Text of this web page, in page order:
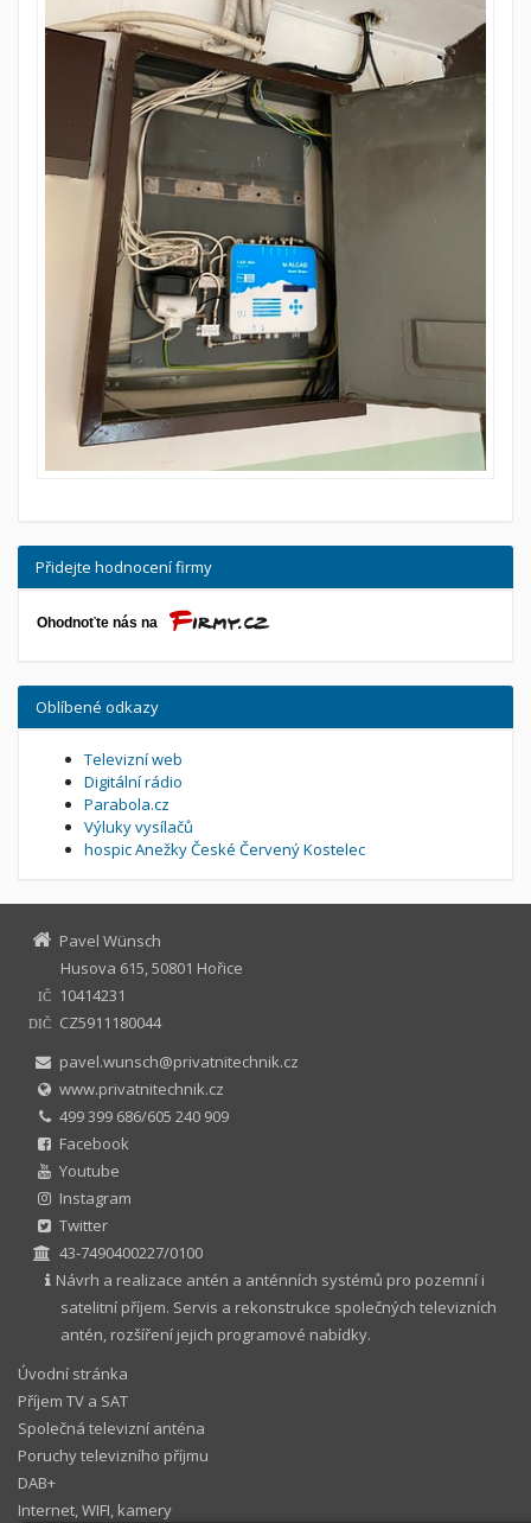
Přidejte hodnocení firmy
Oblíbené odkazy
Televizní web
Digitální rádio
Parabola.cz
Výluky vysílačů
hospic Anežky České Červený Kostelec
Pavel Wünsch
Husova 615, 50801 Hořice
IČ 10414231
DIČ
CZ5911180044
pavel.wunsch@privatnitechnik.cz
www.privatnitechnik.cz
499 399 686/605 240 909
Facebook
Youtube
Instagram
Twitter
43-7490400227/0100
Návrh a realizace antén a anténních systémů pro pozemní i
satelitní příjem. Servis a rekonstrukce společných televizních
antén, rozšíření jejich programové nabídky.
Úvodní stránka
Příjem TV a SAT
Společná televizní anténa
Poruchy televizního příjmu
DAB+
Internet, WIFI, kamery